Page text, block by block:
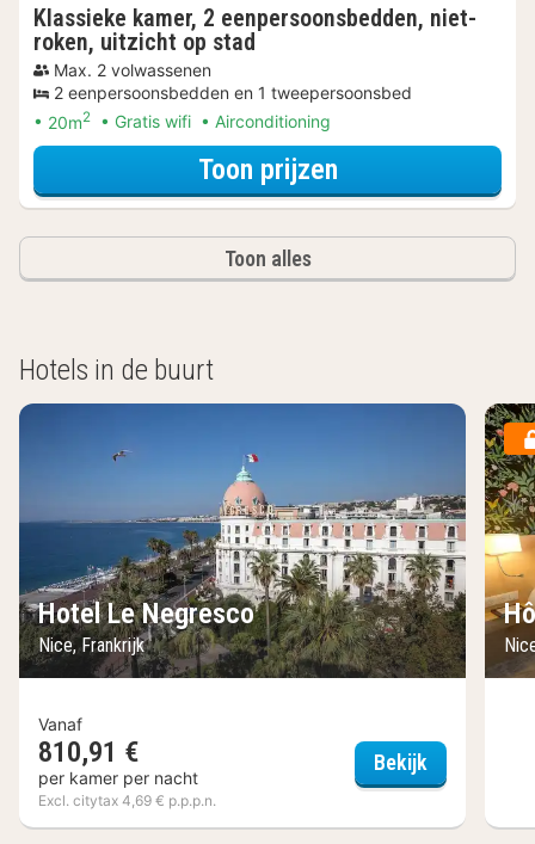
Klassieke kamer, 2 eenpersoonsbedden, niet-
roken, uitzicht op stad
Max. 2 volwassenen
2 eenpersoonsbedden en 1 tweepersoonsbed
20m2 Gratis wifi Airconditioning
Toon prijzenvoor Beleef de
Toon alles
Hotels in de buurt
Hotel Le Negresco
Nice, Frankrijk
Vanaf
810,91 €
per kamer per nacht
Excl. citytax 4,69 € p.p.p.n.
Bekijk